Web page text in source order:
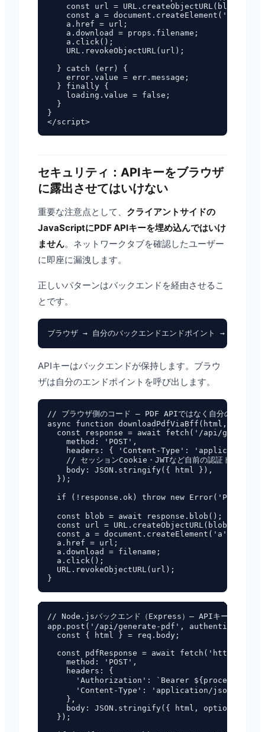
    const url = URL.createObjectURL(blob);
    const a = document.createElement('a');
    a.href = url;
    a.download = props.filename;
    a.click();
    URL.revokeObjectURL(url);
  } catch (err) {
    error.value = err.message;
  } finally {
    loading.value = false;
  }
}
セキュリティ：APIキーをブラウザ
に露出させてはいけない
重要な注意点として、 クライアントサイドの
JavaScriptにPDF APIキーを埋め込んではいけ
ません。ネットワークタブを確認したユーザー
に即座に漏洩します。
正しいパターンはバックエンドを経由させるこ
とです。
APIキーはバックエンドが保持します。ブラウ
ザは自分のエンドポイントを呼び出します。
// ブラウザ側のコード — PDF APIではなく自分のバックエ
async function downloadPdfViaBff(html,
const response = await fetch('/api/
    method: 'POST',
headers: { 'Content-Type': 'application/
// セッションCookie・JWTなど自前の認証トークンを
    body: JSON.stringify({ html }),
  });
if (!response.ok) throw new Error('PDF生成に失
  const blob = await response.blob();
  const url = URL.createObjectURL(blob);
  const a = document.createElement('a');
  a.href = url;
  a.download = filename;
  a.click();
  URL.revokeObjectURL(url);
// Node.jsバックエンド（Express）— APIキーをサーバー
app.post('/api/generate-pdf',
  const { html } = req.body;
const pdfResponse = await fetch('https://
    method: 'POST',
    headers: {
'Authorization': `Bearer
      'Content-Type': 'application/json',
    },
body: JSON.stringify({ html, options: {
  });